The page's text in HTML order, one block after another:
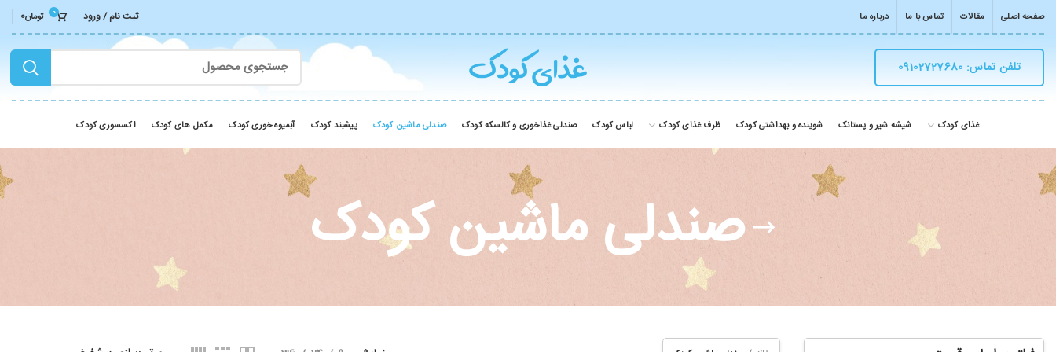
صفحه اصلی مقالات تماس با ما درباره ما ثبت نام / ورود 0 تومان0
تلفن تماس: 09102727680
غذای کودک شیشه شیر و پستانک شوینده و بهداشتی کودک ظرف غذای کودک لباس کودک صندلی غذاخوری و کالسکه کودک صندلی ماشین کودک پیشبند کودک آبمیوه خوری کودک مکمل های کودک اکسسوری کودک
صندلی ماشین کودک